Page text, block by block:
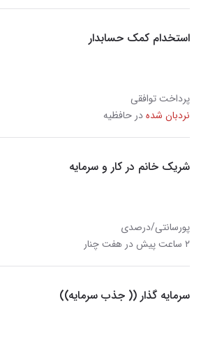
استخدام کمک حسابدار
پرداخت توافقی
نردبان شدهدر حافظیه
شریک خانم در کار و سرمایه
پورسانتی/درصدی
۲ ساعت پیش در هفت چنار
سرمایه گذار (( جذب سرمایه))